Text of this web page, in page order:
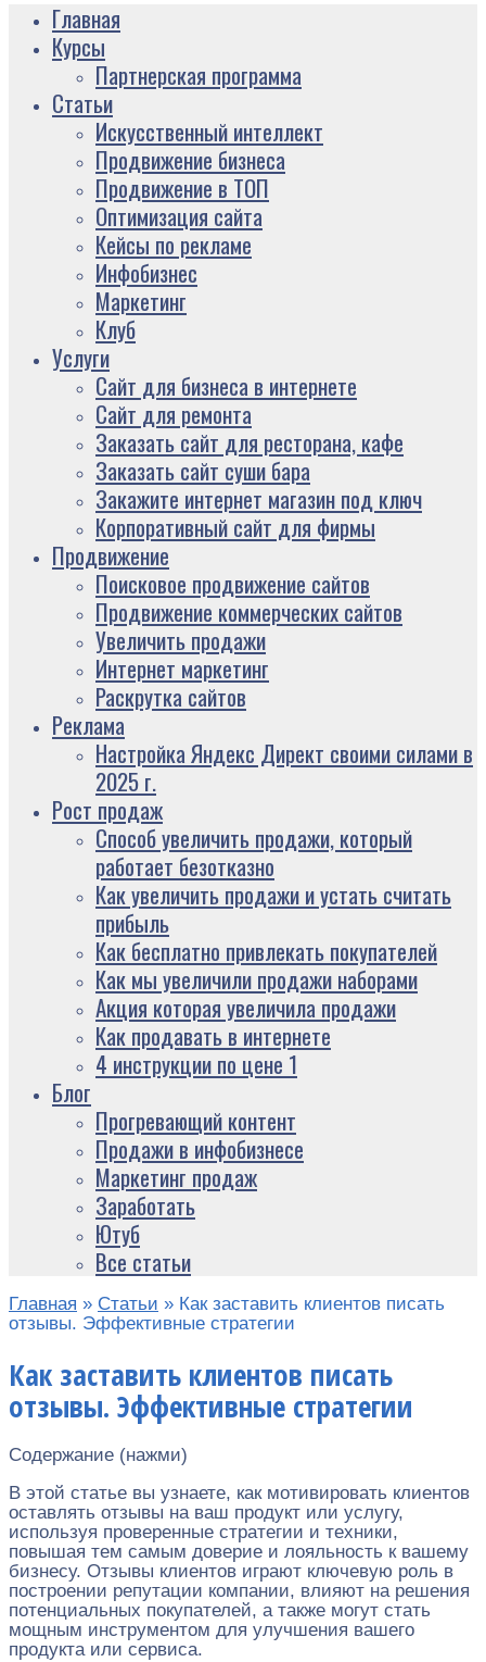
Главная
Курсы
Партнерская программа
Статьи
Искусственный интеллект
Продвижение бизнеса
Продвижение в ТОП
Оптимизация сайта
Кейсы по рекламе
Инфобизнес
Маркетинг
Клуб
Услуги
Сайт для бизнеса в интернете
Сайт для ремонта
Заказать сайт для ресторана, кафе
Заказать сайт суши бара
Закажите интернет магазин под ключ
Корпоративный сайт для фирмы
Продвижение
Поисковое продвижение сайтов
Продвижение коммерческих сайтов
Увеличить продажи
Интернет маркетинг
Раскрутка сайтов
Реклама
Настройка Яндекс Директ своими силами в
2025 г.
Рост продаж
Способ увеличить продажи, который
работает безотказно
Как увеличить продажи и устать считать
прибыль
Как бесплатно привлекать покупателей
Как мы увеличили продажи наборами
Акция которая увеличила продажи
Как продавать в интернете
4 инструкции по цене 1
Блог
Прогревающий контент
Продажи в инфобизнесе
Маркетинг продаж
Заработать
Ютуб
Все статьи
Главная » Статьи » Как заставить клиентов писать
отзывы. Эффективные стратегии
Как заставить клиентов писать
отзывы. Эффективные стратегии
Содержание (нажми)
В этой статье вы узнаете, как мотивировать клиентов
оставлять отзывы на ваш продукт или услугу,
используя проверенные стратегии и техники,
повышая тем самым доверие и лояльность к вашему
бизнесу. Отзывы клиентов играют ключевую роль в
построении репутации компании, влияют на решения
потенциальных покупателей, а также могут стать
мощным инструментом для улучшения вашего
продукта или сервиса.